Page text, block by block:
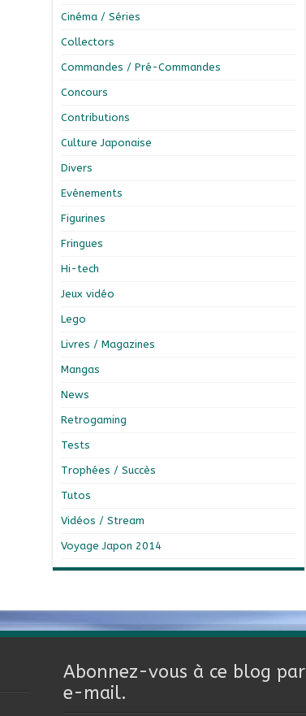
Cinéma / Séries
Collectors
Commandes / Pré-Commandes
Concours
Contributions
Culture Japonaise
Divers
Evénements
Figurines
Fringues
Hi-tech
Jeux vidéo
Lego
Livres / Magazines
Mangas
News
Retrogaming
Tests
Trophées / Succès
Tutos
Vidéos / Stream
Voyage Japon 2014
Abonnez-vous à ce blog par
e-mail.